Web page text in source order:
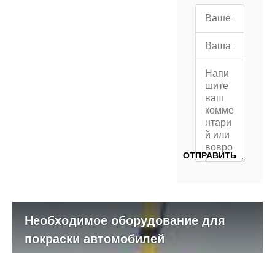
Необходимое оборудование для
покраски автомобилей